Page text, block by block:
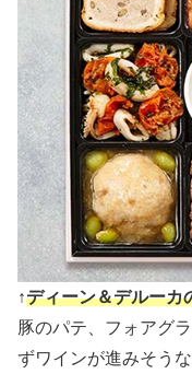
↑ディーン＆デルーカ
豚のパテ、フォアグ
ずワインが進みそう